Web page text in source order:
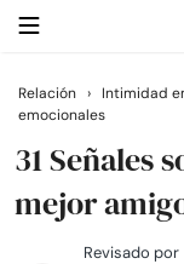
Buscar
Casarse
Relación › Intimidad
emocionales
31 Señales
mejor
Revisado por